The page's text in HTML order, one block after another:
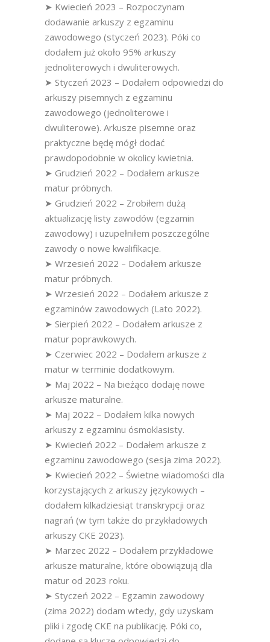
➤ Kwiecień 2023 – Rozpoczynam
dodawanie arkuszy z egzaminu
zawodowego (styczeń 2023). Póki co
dodałem już około 95% arkuszy
jednoliterowych i dwuliterowych.
➤ Styczeń 2023 – Dodałem odpowiedzi do
arkuszy pisemnych z egzaminu
zawodowego (jednoliterowe i
dwuliterowe). Arkusze pisemne oraz
praktyczne będę mógł dodać
prawdopodobnie w okolicy kwietnia.
➤ Grudzień 2022 – Dodałem arkusze
matur próbnych.
➤ Grudzień 2022 – Zrobiłem dużą
aktualizację listy zawodów (egzamin
zawodowy) i uzupełniłem poszczególne
zawody o nowe kwalifikacje.
➤ Wrzesień 2022 – Dodałem arkusze
matur próbnych.
➤ Wrzesień 2022 – Dodałem arkusze z
egzaminów zawodowych (Lato 2022).
➤ Sierpień 2022 – Dodałem arkusze z
matur poprawkowych.
➤ Czerwiec 2022 – Dodałem arkusze z
matur w terminie dodatkowym.
➤ Maj 2022 – Na bieżąco dodaję nowe
arkusze maturalne.
➤ Maj 2022 – Dodałem kilka nowych
arkuszy z egzaminu ósmoklasisty.
➤ Kwiecień 2022 – Dodałem arkusze z
egzaminu zawodowego (sesja zima 2022).
➤ Kwiecień 2022 – Świetne wiadomości dla
korzystających z arkuszy językowych –
dodałem kilkadziesiąt transkrypcji oraz
nagrań (w tym także do przykładowych
arkuszy CKE 2023).
➤ Marzec 2022 – Dodałem przykładowe
arkusze maturalne, które obowiązują dla
matur od 2023 roku.
➤ Styczeń 2022 – Egzamin zawodowy
(zima 2022) dodam wtedy, gdy uzyskam
pliki i zgodę CKE na publikację. Póki co,